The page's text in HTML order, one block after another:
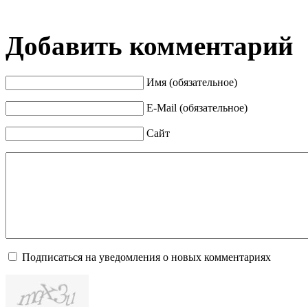
Добавить комментарий
Имя (обязательное)
E-Mail (обязательное)
Сайт
Подписаться на уведомления о новых комментариях